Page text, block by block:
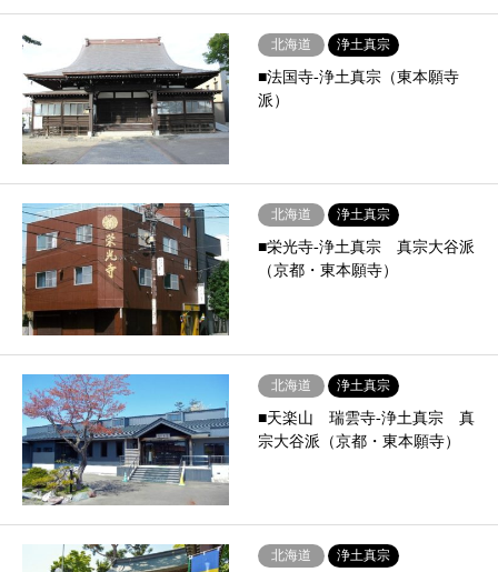
北海道 浄土真宗
■法国寺-浄土真宗（東本願寺
派）
北海道 浄土真宗
■栄光寺-浄土真宗 真宗大谷派
（京都・東本願寺）
北海道 浄土真宗
■天楽山 瑞雲寺-浄土真宗 真
宗大谷派（京都・東本願寺）
北海道 浄土真宗